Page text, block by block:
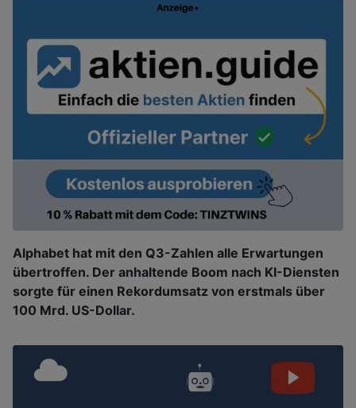
Alphabet hat mit den Q3-Zahlen alle Erwartungen
übertroffen. Der anhaltende Boom nach KI-Diensten
sorgte für einen Rekordumsatz von erstmals über
100 Mrd. US-Dollar.